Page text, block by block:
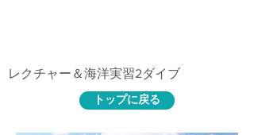
レクチャー＆海洋実習2ダイブ
トップに戻る